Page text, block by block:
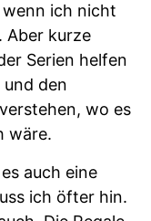
ich nicht
Aber kurze
Serien helfen
den
wo es
wäre.
auch eine
ich öfter hin.